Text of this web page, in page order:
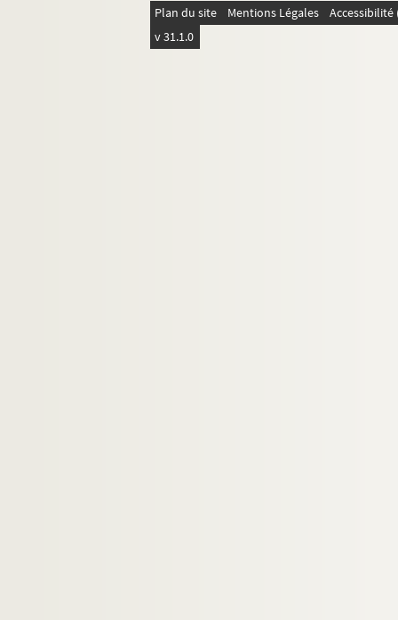
Personnages légendaires
Plan du site Mentions Légales
v 31.1.0